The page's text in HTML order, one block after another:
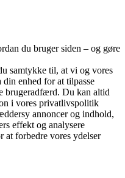
du bruger siden – og gøre
samtykke til, at vi og vores
din enhed for at tilpasse
brugeradfærd. Du kan altid
i vores privatlivspolitik
annoncer og indhold,
effekt og analysere
forbedre vores ydelser